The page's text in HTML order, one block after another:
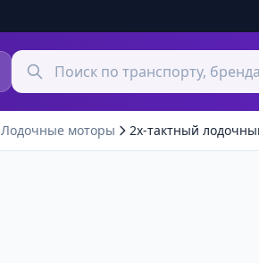
Лодочные моторы 2х-тактный